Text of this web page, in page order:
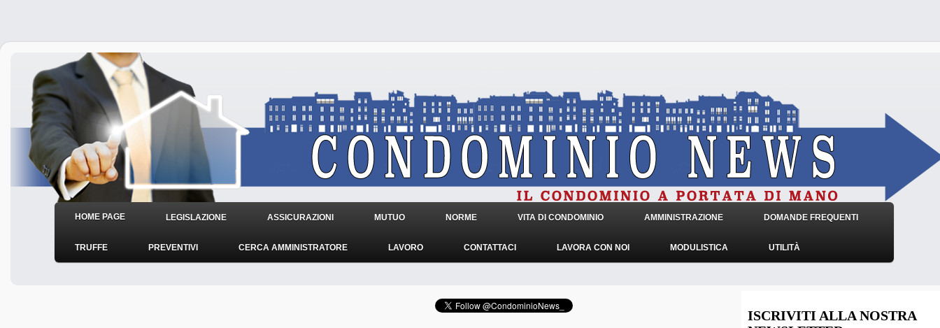
HOME PAGE LEGISLAZIONE ASSICURAZIONI MUTUO NORME VITA DI CONDOMINIO AMMINISTRAZIONE DOMANDE FREQUENTI
TRUFFE PREVENTIVI CERCA AMMINISTRATORE LAVORO CONTATTACI LAVORA CON NOI MODULISTICA UTILITÀ
ISCRIVITI ALLA NOSTRA